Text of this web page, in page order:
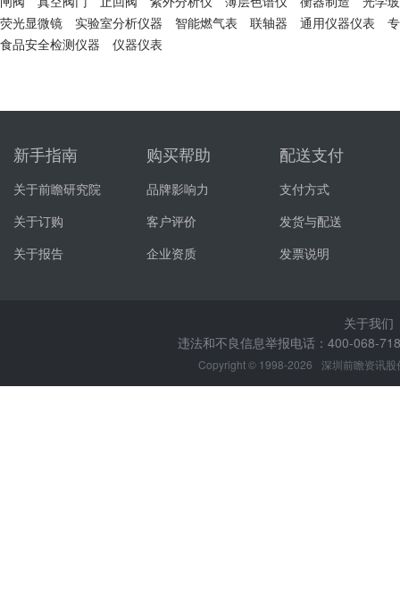
荧光显微镜
实验室分析仪器 智能燃气表 联轴器 通用仪器仪表
食品安全检测仪器
仪器仪表
新手指南
关于前瞻研究院
关于订购
关于报告
购买帮助
品牌影响力
客户评价
企业资质
配送支付
支付方式
发货与配送
发票说明
关于我们
违法和不良信息举报电话：400-068-
Copyright © 1998-2026 深圳前瞻资讯股